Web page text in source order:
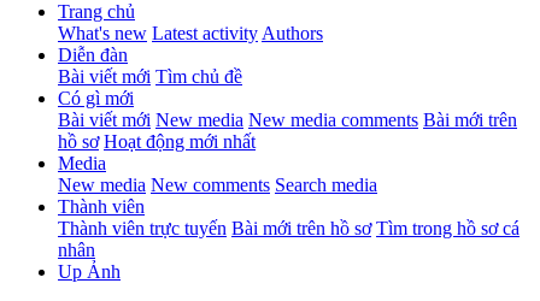
Trang chủ
What's new Latest activity Authors
Diễn đàn
Bài viết mới Tìm chủ đề
Có gì mới
Bài viết mới New media New media comments Bài mới trên
hồ sơ Hoạt động mới nhất
Media
New media New comments Search media
Thành viên
Thành viên trực tuyến Bài mới trên hồ sơ Tìm trong hồ sơ cá
nhân
Up Ảnh